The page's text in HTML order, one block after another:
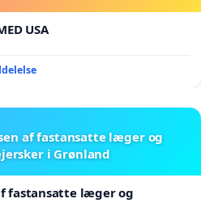
USA
af fastansatte læger og
i Grønland
fastansatte læger og